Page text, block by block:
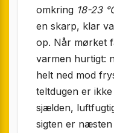
omkring 18-23
en skarp, klar
op. Når mørket
varmen hurtigt:
helt ned mod
teltdugen er
sjælden,
sigten er